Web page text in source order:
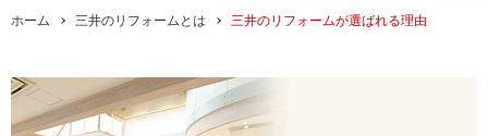
ホーム 三井のリフォームとは 三井のリフォームが選ばれる理由